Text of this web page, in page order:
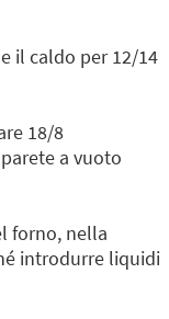
il caldo per 12/14
18/8
a vuoto
forno, nella
introdurre liquidi